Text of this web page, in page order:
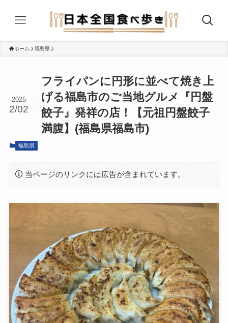
ホーム 福島県
フライパンに円形に並べて焼き上
げる福島市のご当地グルメ『円盤
餃子』発祥の店！【元祖円盤餃子
満腹】(福島県福島市)
2025
2/02
福島県
当ページのリンクには広告が含まれています。